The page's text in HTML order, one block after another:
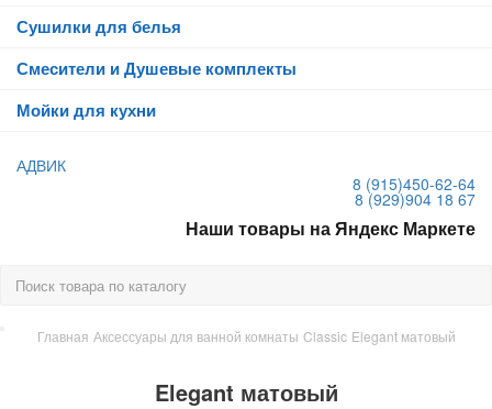
Сушилки для белья
Смесители и Душевые комплекты
Мойки для кухни
АДВИК
8 (915)450-62-64
8 (929)904 18 67
Наши товары на Яндекс Маркете
Главная Аксессуары для ванной комнаты Classic Elegant матовый
Elegant матовый